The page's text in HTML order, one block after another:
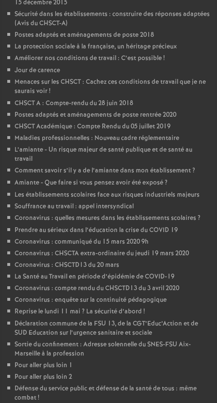
15 décembre 2015
Sécurité dans les établissements : construire des réponses adaptées
(Avis du CHSCT-A)
Postes adaptés et aménagements de poste 2018
La protection sociale à la française, un héritage précieux
Améliorer nos conditions de travail : C’est possible!
Jour de carence
Menaces sur les CHSCT : Cachez ces conditions de travail que je ne
saurais voir!
CHSCT A : Compte-rendu du 28 juin 2018
Postes adaptés et aménagements de poste rentrée 2020
CHSCT Académique : Compte Rendu du 05 juillet 2019
Maladies professionnelles : Nouveau cadre réglementaire
L’amiante - Un risque majeur de santé publique et de santé au
travail
Comment savoir s’il y a de l’amiante dans mon établissement?
Amiante - Que faire si vous pensez avoir été exposé?
Les établissements scolaires face aux risques industriels majeurs
Souffrance au travail : appel intersyndical
Coronavirus : quelles mesures dans les établissements scolaires ?
Prendre au sérieux dans l’éducation la crise du COVID 19
Coronavirus : communiqué du 15 mars 2020 9h
Coronavirus : CHSCTA extra-ordinaire du jeudi 19 mars 2020
Coronavirus : CHSCTD13 du 20 mars
La Santé au Travail en période d’épidémie de COVID-19
Coronavirus : compte rendu du CHSCTD13 du 3 avril 2020
Coronavirus : enquête sur la continuité pédagogique
Reprise le lundi 11 mai ? La sécurité d’abord !
Déclaration commune de la FSU 13, de la CGT’Educ’Action et de
SUD Education sur l’urgence sanitaire et sociale
Sortie du confinement : Adresse solennelle du SNES-FSU Aix-
Marseille à la profession
Pour aller plus loin 1
Pour aller plus loin 2
Défense du service public et défense de la santé de tous : même
combat!